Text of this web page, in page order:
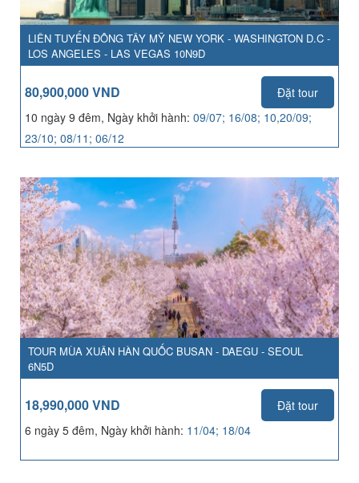
LIÊN TUYẾN ĐÔNG TÂY MỸ NEW YORK - WASHINGTON D.C -
LOS ANGELES - LAS VEGAS 10N9D
80,900,000 VND
Đặt tour
10 ngày 9 đêm, Ngày khởi hành: 09/07; 16/08; 10,20/09;
23/10; 08/11; 06/12
TOUR MÙA XUÂN HÀN QUỐC BUSAN - DAEGU - SEOUL
6N5D
18,990,000 VND
Đặt tour
6 ngày 5 đêm, Ngày khởi hành: 11/04; 18/04